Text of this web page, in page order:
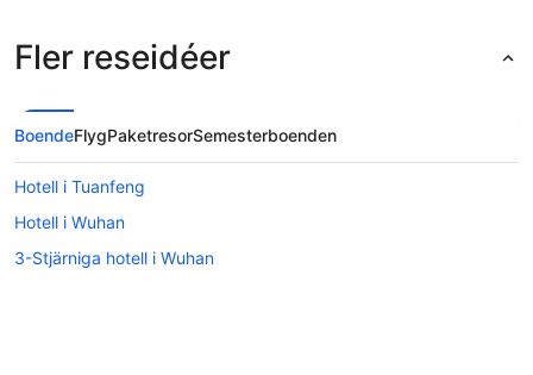
Fler reseidéer
BoendeFlygPaketresorSemesterboenden
Hotell i Tuanfeng
Hotell i Wuhan
3-Stjärniga hotell i Wuhan